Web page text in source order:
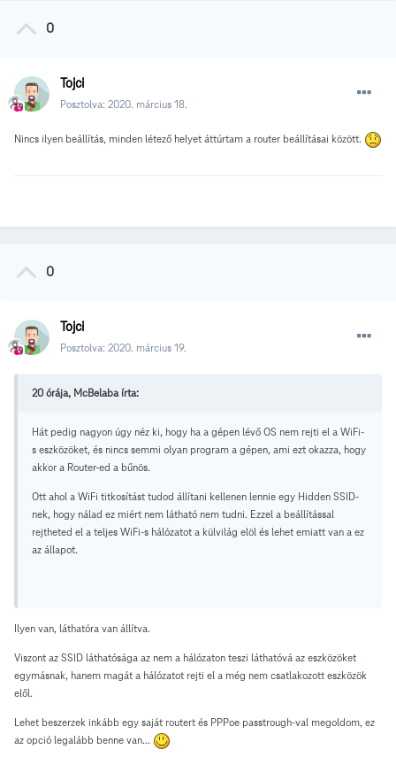
0
Tojci
Posztolva: 2020. március 18.
Nincs ilyen beállítás, minden létező helyet áttúrtam a router beállításai között.
0
Tojci
Posztolva: 2020. március 19.
20 órája, McBelaba írta:
Hát pedig nagyon úgy néz ki, hogy ha a gépen lévő OS nem rejti el a WiFi-
s eszközöket, és nincs semmi olyan program a gépen, ami ezt okazza, hogy
akkor a Router-ed a bűnös.
Ott ahol a WiFi titkosítást tudod állítani kellenen lennie egy Hidden SSID-
nek, hogy nálad ez miért nem látható nem tudni. Ezzel a beállítással
rejtheted el a teljes WiFi-s hálózatot a külvilág elöl és lehet emiatt van a ez
az állapot.
Ilyen van, láthatóra van állítva.
Viszont az SSID láthatósága az nem a hálózaton teszi láthatóvá az eszközöket
egymásnak, hanem magát a hálózatot rejti el a még nem csatlakozott eszközök
elől.
Lehet beszerzek inkább egy saját routert és PPPoe passtrough-val megoldom, ez
az opció legalább benne van...